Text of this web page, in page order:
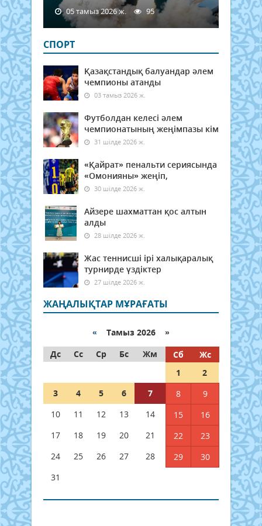
05 тамыз 2026 ж. 95
СПОРТ
Қазақстандық балуандар әлем
чемпионы атанды
03 тамыз 2026 ж.
Футболдан келесі әлем
чемпионатының жеңімпазы кім
31 шілде 2026 ж.
«Қайрат» пенальти сериясында
«Омонияны» жеңіп,
30 шілде 2026 ж.
Айзере шахматтан қос алтын
алды
28 шілде 2026 ж.
Жас теннисші ірі халықаралық
турнирде үздіктер
27 шілде 2026 ж.
ЖАҢАЛЫҚТАР МҰРАҒАТЫ
« Тамыз 2026 »
Дс
Сс Ср Бс Жм Сб
Жс
1
2
3
4 5 6 7 8
9
10
11 12 13 14 15
16
17
18 19 20 21 22
23
24
25 26 27 28 29
30
31